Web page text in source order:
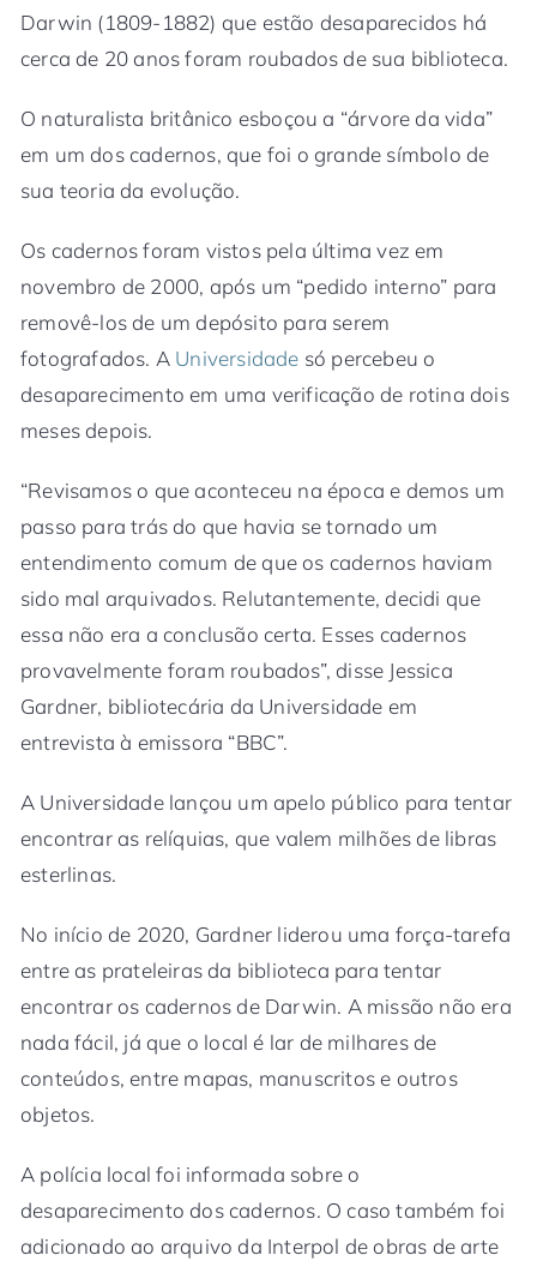
Darwin (1809-1882) que estão desaparecidos há
cerca de 20 anos foram roubados de sua biblioteca.
O naturalista britânico esboçou a “árvore da vida”
em um dos cadernos, que foi o grande símbolo de
sua teoria da evolução.
Os cadernos foram vistos pela última vez em
novembro de 2000, após um “pedido interno” para
removê-los de um depósito para serem
fotografados. A Universidade só percebeu o
desaparecimento em uma verificação de rotina dois
meses depois.
“Revisamos o que aconteceu na época e demos um
passo para trás do que havia se tornado um
entendimento comum de que os cadernos haviam
sido mal arquivados. Relutantemente, decidi que
essa não era a conclusão certa. Esses cadernos
provavelmente foram roubados”, disse Jessica
Gardner, bibliotecária da Universidade em
entrevista à emissora “BBC”.
A Universidade lançou um apelo público para tentar
encontrar as relíquias, que valem milhões de libras
esterlinas.
No início de 2020, Gardner liderou uma força-tarefa
entre as prateleiras da biblioteca para tentar
encontrar os cadernos de Darwin. A missão não era
nada fácil, já que o local é lar de milhares de
conteúdos, entre mapas, manuscritos e outros
objetos.
A polícia local foi informada sobre o
desaparecimento dos cadernos. O caso também foi
adicionado ao arquivo da Interpol de obras de arte